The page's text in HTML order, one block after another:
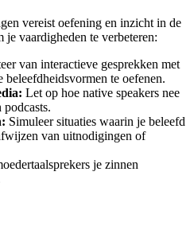
vereist oefening en inzicht in de
vaardigheden te verbeteren:
van interactieve gesprekken met
beleefdheidsvormen te oefenen.
Let op hoe native speakers nee
Simuleer situaties waarin je beleefd
van uitnodigingen of
je zinnen